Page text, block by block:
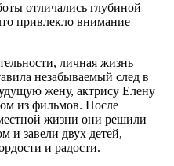
отличались глубиной
привлекло внимание
личная жизнь
незабываемый след в
жену, актрису Елену
из фильмов. После
жизни они решили
и завели двух детей,
и радости.